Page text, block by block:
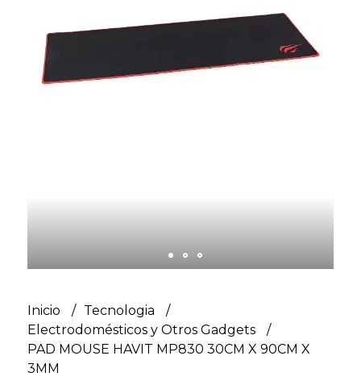
Inicio
Tecnologia
Electrodomésticos y Otros Gadgets
PAD MOUSE HAVIT MP830 30CM X 90CM X
3MM